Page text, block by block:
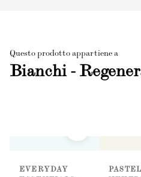
Questo prodotto appartiene a
Bianchi -
EVERYDAY